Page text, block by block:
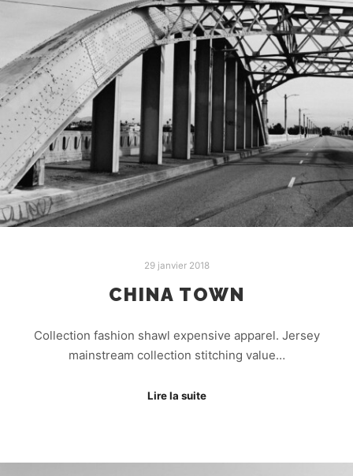
29 janvier 2018
CHINA TOWN
Collection fashion shawl expensive apparel. Jersey
mainstream collection stitching value…
Lire la suite